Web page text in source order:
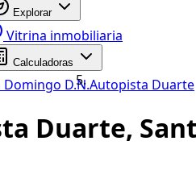
Explorar
Vitrina inmobiliaria
Calculadoras
Domingo D.N.Autopista Duarte
Duarte,